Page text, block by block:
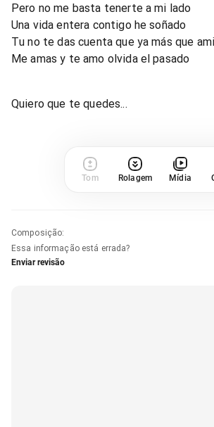
Pero no me basta tenerte a mi lado
Una vida entera contigo he soñado
Tu no te das cuenta que ya más que
Me amas y te amo olvida el pasado
Quiero que te quedes...
Tom Rolagem Mídia
Composição:
Essa informação está errada?
Enviar revisão